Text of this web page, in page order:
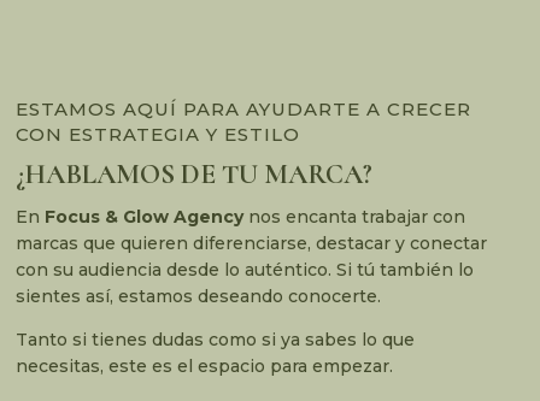
ESTAMOS AQUÍ PARA AYUDARTE A CRECER
CON ESTRATEGIA Y ESTILO
¿HABLAMOS DE TU MARCA?
En Focus & Glow Agencynos encanta trabajar con
marcas que quieren diferenciarse, destacar y conectar
con su audiencia desde lo auténtico. Si tú también lo
sientes así, estamos deseando conocerte.
Tanto si tienes dudas como si ya sabes lo que
necesitas, este es el espacio para empezar.